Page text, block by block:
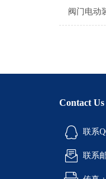
阀门电动
Contact Us
联系
联系